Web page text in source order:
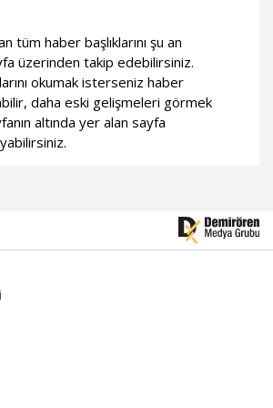
tüm haber başlıklarını şu an
üzerinden takip edebilirsiniz.
okumak isterseniz haber
daha eski gelişmeleri görmek
altında yer alan sayfa